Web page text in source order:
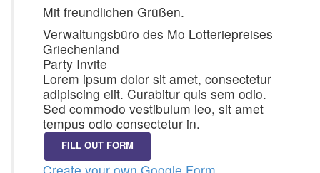
Mit freundlichen Grüßen.
Verwaltungsbüro des Mo Lotteriepreises
Griechenland
Party Invite
Lorem ipsum dolor sit amet, consectetur
adipiscing elit. Curabitur quis sem odio.
Sed commodo vestibulum leo, sit amet
tempus odio consectetur in.